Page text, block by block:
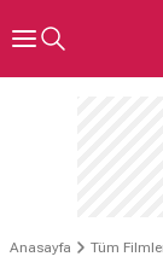
Anasayfa Tüm